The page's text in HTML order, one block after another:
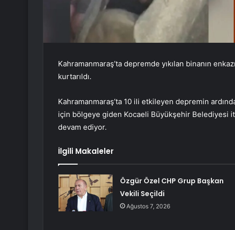
Kahramanmaraş’ta depremde yıkılan binanın
kurtarıldı.
Kahramanmaraş’ta 10 ili etkileyen depremin
için bölgeye giden Kocaeli Büyükşehir Belediyesi
devam ediyor.
İlgili Makaleler
Özgür Özel CHP Grup Başkan
Vekili Seçildi
Ağustos 7, 2026